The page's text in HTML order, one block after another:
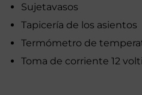
Sujetavasos
Tapicería de los asientos
Termómetro de
Toma de corriente 12